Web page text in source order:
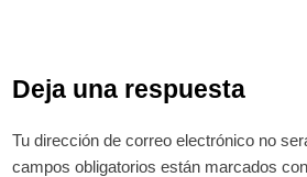
Deja una respuesta
Tu dirección de correo electrónico no
campos obligatorios están marcados